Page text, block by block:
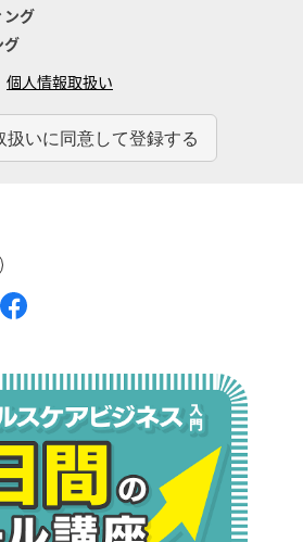
ング
グ
個人情報取扱い